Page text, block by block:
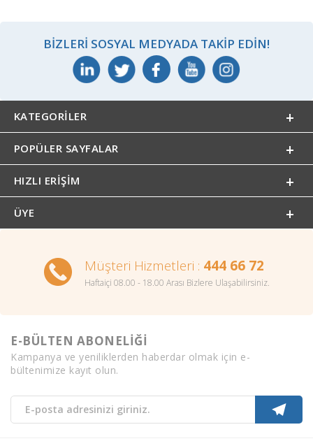
BIZLERI SOSYAL MEDYADA TAKIP EDIN!
KATEGORILER
POPÜLER SAYFALAR
HIZLI ERIŞIM
ÜYE
Müşteri Hizmetleri : 444 66 72
Haftaiçi 08.00 - 18.00 Arası Bizlere Ulaşabilirsiniz.
E-BÜLTEN ABONELİĞİ
Kampanya ve yeniliklerden haberdar olmak için e-
bültenimize kayıt olun.